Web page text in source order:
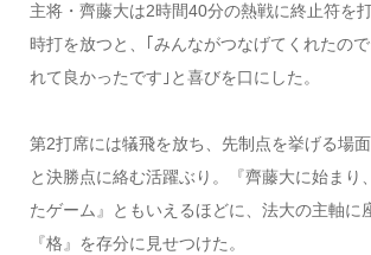
主将・齊藤大は2時間40分の熱戦に終止符を
時打を放つと、｢みんながつなげてくれたの
れて良かったです｣と喜びを口にした。
第2打席には犠飛を放ち、先制点を挙げる場
と決勝点に絡む活躍ぶり。『齊藤大に始まり
たゲーム』ともいえるほどに、法大の主軸に
『格』を存分に見せつけた。